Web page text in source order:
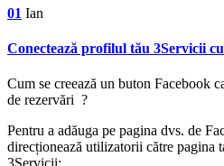
01 Ian
Conectează profilul tău 3Servicii
Cum se creează un buton Facebook
de rezervări ?
Pentru a adăuga pe pagina dvs. de
direcționează utilizatorii către pagina
3Servicii: